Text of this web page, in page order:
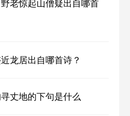
老惊起山僧疑出自哪首
龙居出自哪首诗？
丈地的下句是什么